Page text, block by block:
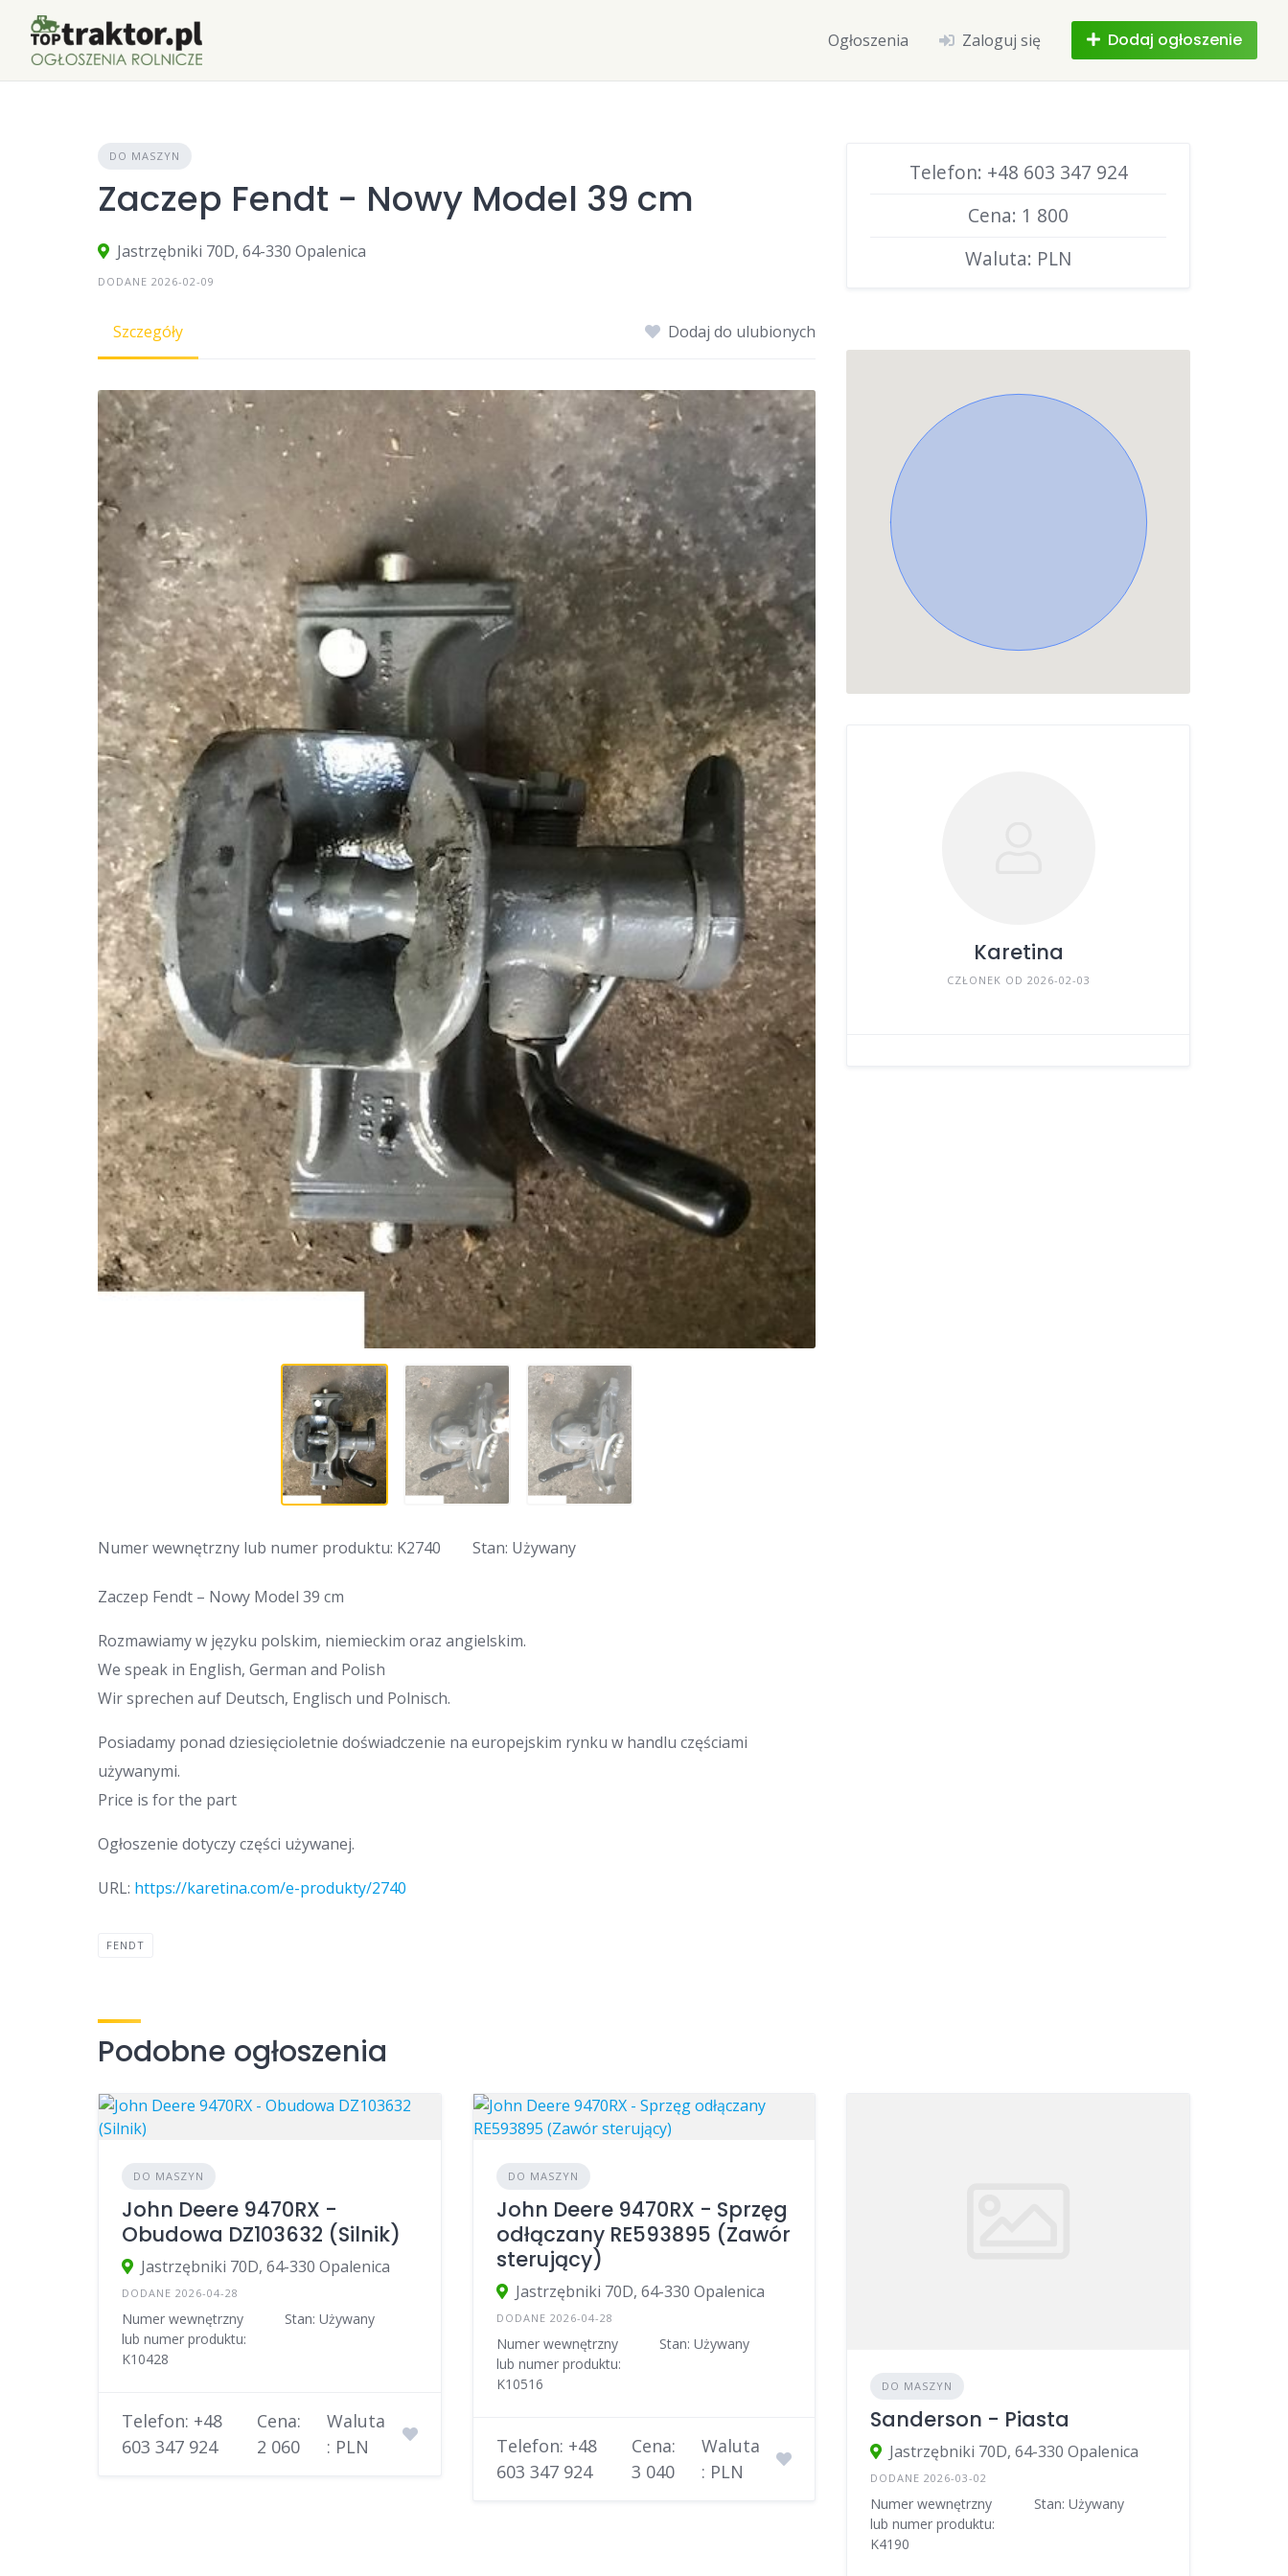
content
Ogłoszenia Zaloguj się Dodaj ogłoszenie
DO MASZYN
Zaczep Fendt - Nowy Model 39 cm
Jastrzębniki 70D, 64-330 Opalenica
DODANE 2026-02-09
Szczegóły Dodaj do ulubionych
Numer wewnętrzny lub numer produktu: K2740 Stan: Używany
Zaczep Fendt – Nowy Model 39 cm
Rozmawiamy w języku polskim, niemieckim oraz angielskim.
We speak in English, German and Polish
Wir sprechen auf Deutsch, Englisch und Polnisch.
Posiadamy ponad dziesięcioletnie doświadczenie na europejskim rynku w handlu częściami
używanymi.
Price is for the part
Ogłoszenie dotyczy części używanej.
URL: https://karetina.com/e-produkty/2740
FENDT
Telefon: +48 603 347 924
Cena: 1 800
Waluta: PLN
Karetina
CZŁONEK OD 2026-02-03
Podobne ogłoszenia
DO MASZYN
John Deere 9470RX -
Obudowa DZ103632 (Silnik)
Jastrzębniki 70D, 64-330 Opalenica
DODANE 2026-04-28
Numer wewnętrzny
lub numer produktu:
K10428
Stan: Używany
Telefon: +48
603 347 924
Cena:
2 060
Waluta
: PLN
DO MASZYN
John Deere 9470RX - Sprzęg
odłączany RE593895 (Zawór
sterujący)
Jastrzębniki 70D, 64-330 Opalenica
DODANE 2026-04-28
Numer wewnętrzny
lub numer produktu:
K10516
Stan: Używany
Telefon: +48
603 347 924
Cena:
3 040
Waluta
: PLN
DO MASZYN
Sanderson - Piasta
Jastrzębniki 70D, 64-330 Opalenica
DODANE 2026-03-02
Numer wewnętrzny
lub numer produktu:
K4190
Stan: Używany